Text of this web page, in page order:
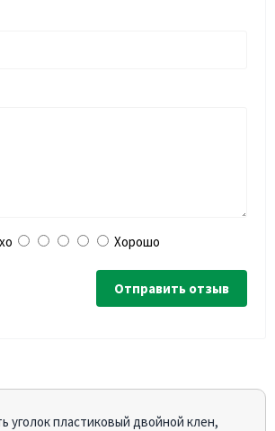
Хорошо
Отправить отзыв
уголок пластиковый двойной клен,